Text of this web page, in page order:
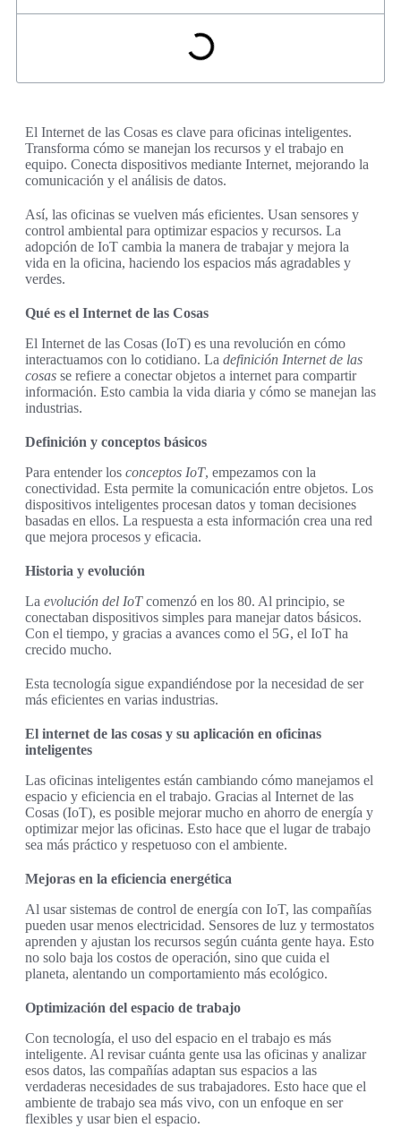
El Internet de las Cosas es clave para oficinas inteligentes.
Transforma cómo se manejan los recursos y el trabajo en
equipo. Conecta dispositivos mediante Internet, mejorando la
comunicación y el análisis de datos.
Así, las oficinas se vuelven más eficientes. Usan sensores y
control ambiental para optimizar espacios y recursos. La
adopción de IoT cambia la manera de trabajar y mejora la
vida en la oficina, haciendo los espacios más agradables y
verdes.
Qué es el Internet de las Cosas
El Internet de las Cosas (IoT) es una revolución en cómo
interactuamos con lo cotidiano. La definición Internet de las
cosas se refiere a conectar objetos a internet para compartir
información. Esto cambia la vida diaria y cómo se manejan las
industrias.
Definición y conceptos básicos
Para entender los conceptos IoT, empezamos con la
conectividad. Esta permite la comunicación entre objetos. Los
dispositivos inteligentes procesan datos y toman decisiones
basadas en ellos. La respuesta a esta información crea una red
que mejora procesos y eficacia.
Historia y evolución
La evolución del IoTcomenzó en los 80. Al principio, se
conectaban dispositivos simples para manejar datos básicos.
Con el tiempo, y gracias a avances como el 5G, el IoT ha
crecido mucho.
Esta tecnología sigue expandiéndose por la necesidad de ser
más eficientes en varias industrias.
El internet de las cosas y su aplicación en oficinas
inteligentes
Las oficinas inteligentes están cambiando cómo manejamos el
espacio y eficiencia en el trabajo. Gracias al Internet de las
Cosas (IoT), es posible mejorar mucho en ahorro de energía y
optimizar mejor las oficinas. Esto hace que el lugar de trabajo
sea más práctico y respetuoso con el ambiente.
Mejoras en la eficiencia energética
Al usar sistemas de control de energía con IoT, las compañías
pueden usar menos electricidad. Sensores de luz y termostatos
aprenden y ajustan los recursos según cuánta gente haya. Esto
no solo baja los costos de operación, sino que cuida el
planeta, alentando un comportamiento más ecológico.
Optimización del espacio de trabajo
Con tecnología, el uso del espacio en el trabajo es más
inteligente. Al revisar cuánta gente usa las oficinas y analizar
esos datos, las compañías adaptan sus espacios a las
verdaderas necesidades de sus trabajadores. Esto hace que el
ambiente de trabajo sea más vivo, con un enfoque en ser
flexibles y usar bien el espacio.